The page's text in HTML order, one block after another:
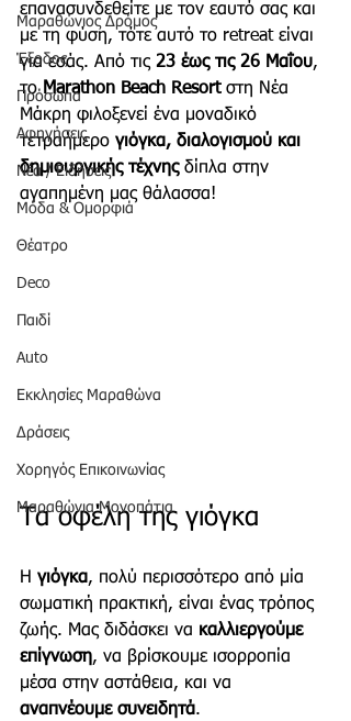
Μαραθώνιος Δρόμος
Έξοδος
Πρόσωπα
Αφηγήσεις
Νέα / Ειδήσεις
Μόδα & Ομορφιά
Θέατρο
Deco
Παιδί
Auto
Εκκλησίες Μαραθώνα
Δράσεις
Χορηγός Επικοινωνίας
Μαραθώνια Μονοπάτια
επανασυνδεθείτε με τον εαυτό σας και
με τη φύση, τότε αυτό το retreat είναι
για εσάς. Από τις 23 έως τις 26 Μαΐου,
το Marathon Beach Resort στη Νέα
Μάκρη φιλοξενεί ένα μοναδικό
τετραήμερο γιόγκα, διαλογισμού και
δημιουργικής τέχνης δίπλα στην
αγαπημένη μας θάλασσα!
Τα οφέλη της γιόγκα
Η γιόγκα, πολύ περισσότερο από μία
σωματική πρακτική, είναι ένας τρόπος
ζωής. Μας διδάσκει να καλλιεργούμε
επίγνωση, να βρίσκουμε ισορροπία
μέσα στην αστάθεια, και να
αναπνέουμε συνειδητά.